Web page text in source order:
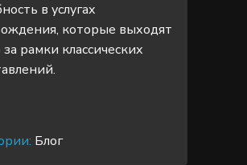
в услугах
которые выходят
рамки классических
Блог